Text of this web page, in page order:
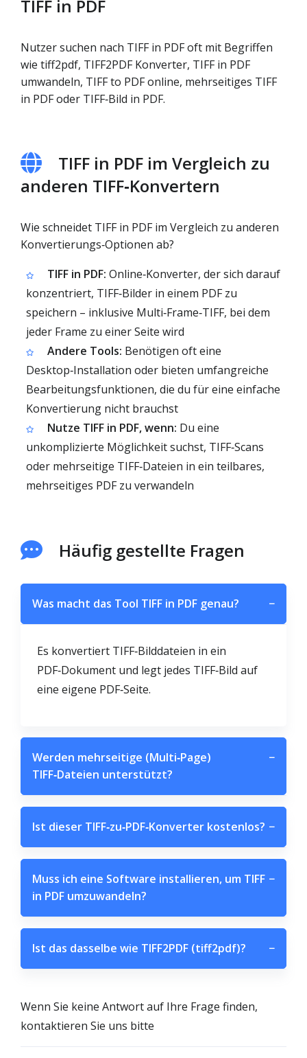
TIFF in PDF
Nutzer suchen nach TIFF in PDF oft mit Begriffen
wie tiff2pdf, TIFF2PDF Konverter, TIFF in PDF
umwandeln, TIFF to PDF online, mehrseitiges TIFF
in PDF oder TIFF‑Bild in PDF.
TIFF in PDF im Vergleich zu
anderen TIFF‑Konvertern
Wie schneidet TIFF in PDF im Vergleich zu anderen
Konvertierungs‑Optionen ab?
TIFF in PDF: Online‑Konverter, der sich darauf
konzentriert, TIFF‑Bilder in einem PDF zu
speichern – inklusive Multi‑Frame‑TIFF, bei dem
jeder Frame zu einer Seite wird
Andere Tools: Benötigen oft eine
Desktop‑Installation oder bieten umfangreiche
Bearbeitungsfunktionen, die du für eine einfache
Konvertierung nicht brauchst
Nutze TIFF in PDF, wenn: Du eine
unkomplizierte Möglichkeit suchst, TIFF‑Scans
oder mehrseitige TIFF‑Dateien in ein teilbares,
mehrseitiges PDF zu verwandeln
Häufig gestellte Fragen
Was macht das Tool TIFF in PDF genau? −
Es konvertiert TIFF‑Bilddateien in ein
PDF‑Dokument und legt jedes TIFF‑Bild auf
eine eigene PDF‑Seite.
Werden mehrseitige (Multi‑Page)
TIFF‑Dateien unterstützt?
−
Ist dieser TIFF‑zu‑PDF‑Konverter kostenlos? −
Muss ich eine Software installieren, um TIFF
in PDF umzuwandeln?
−
Ist das dasselbe wie TIFF2PDF (tiff2pdf)? −
Wenn Sie keine Antwort auf Ihre Frage finden,
kontaktieren Sie uns bitte